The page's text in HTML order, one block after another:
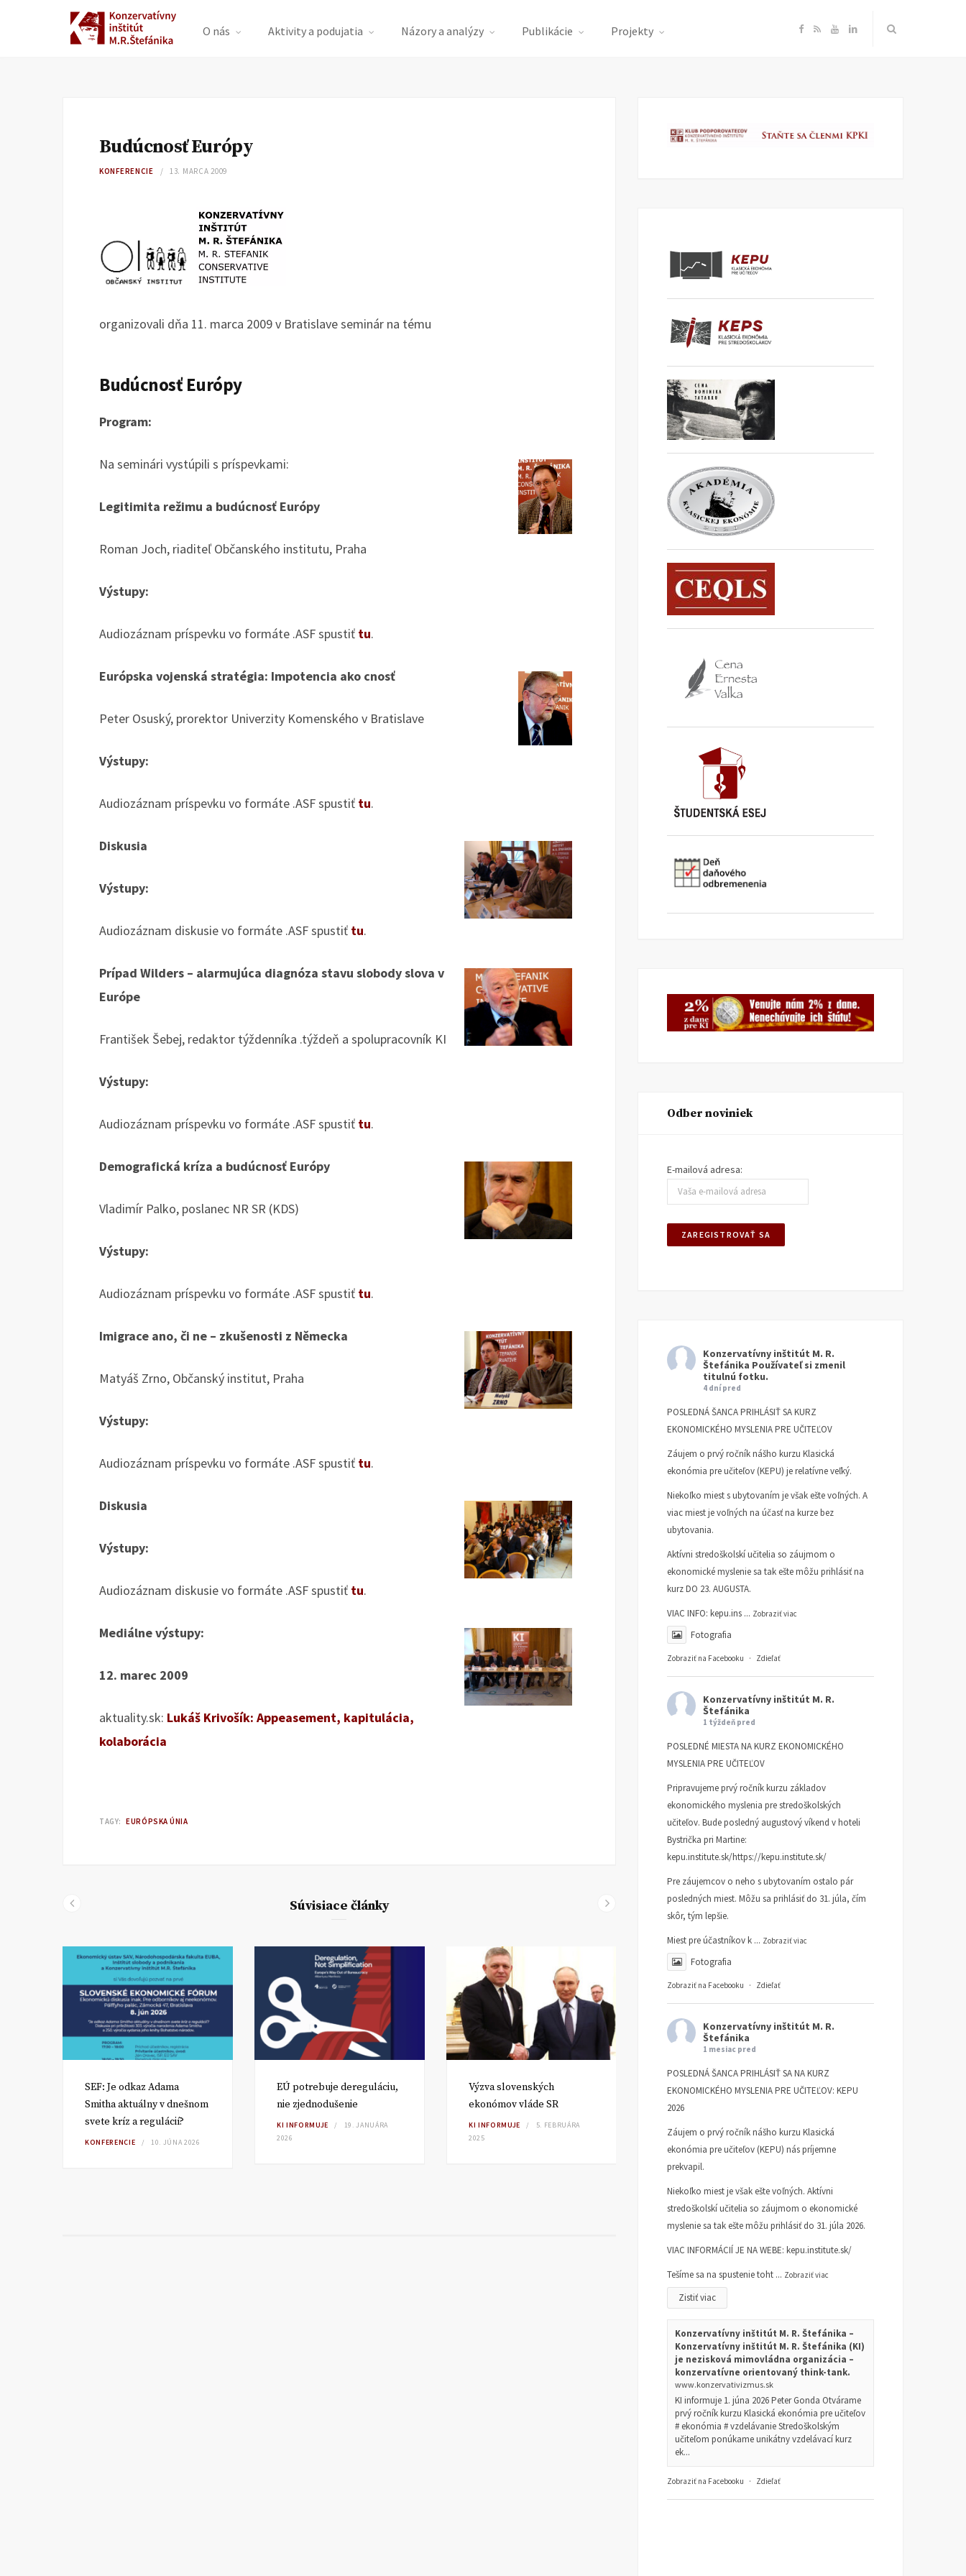
O nás Aktivity a podujatia Názory a analýzy Publikácie Projekty F
e
R Y
T
L
k
Budúcnosť Európy
KONFERENCIE 13. MARCA 2009
organizovali dňa 11. marca 2009 v Bratislave seminár na tému
Budúcnosť Európy
Program:
Na seminári vystúpili s príspevkami:
Legitimita režimu a budúcnosť Európy
Roman Joch, riaditeľ Občanského institutu, Praha
Výstupy:
Audiozáznam príspevku vo formáte .ASF spustiť tu.
Európska vojenská stratégia: Impotencia ako cnosť
Peter Osuský, prorektor Univerzity Komenského v Bratislave
Výstupy:
Audiozáznam príspevku vo formáte .ASF spustiť tu.
Diskusia
Výstupy:
Audiozáznam diskusie vo formáte .ASF spustiť tu.
Prípad Wilders – alarmujúca diagnóza stavu slobody slova v
Európe
František Šebej, redaktor týždenníka .týždeň a spolupracovník KI
Výstupy:
Audiozáznam príspevku vo formáte .ASF spustiť tu.
Demografická kríza a budúcnosť Európy
Vladimír Palko, poslanec NR SR (KDS)
Výstupy:
Audiozáznam príspevku vo formáte .ASF spustiť tu.
Imigrace ano, či ne – zkušenosti z Německa
Matyáš Zrno, Občanský institut, Praha
Výstupy:
Audiozáznam príspevku vo formáte .ASF spustiť tu.
Diskusia
Výstupy:
Audiozáznam diskusie vo formáte .ASF spustiť tu.
Mediálne výstupy:
12. marec 2009
aktuality.sk: Lukáš Krivošík: Appeasement, kapitulácia,
kolaborácia
TAGY: EURÓPSKA ÚNIA
Súvisiace články
SEF: Je odkaz Adama
Smitha aktuálny v dnešnom
svete kríz a regulácií?
KONFERENCIE 10. JÚNA 2026
EÚ potrebuje dereguláciu,
nie zjednodušenie
KI INFORMUJE
19. JANUÁRA
2026
Výzva slovenských
ekonómov vláde SR
KI INFORMUJE
5. FEBRUÁRA
2025
Ugriluje Európsky
parlament Maroša
IVAN KUHN
Je „krajná pravica“
Odber noviniek
E-mailová adresa:
Konzervatívny inštitút M. R.
Štefánika Používateľ si zmenil
titulnú fotku.
4 dní pred
POSLEDNÁ ŠANCA PRIHLÁSIŤ SA KURZ
EKONOMICKÉHO MYSLENIA PRE UČITEĽOV
Záujem o prvý ročník nášho kurzu Klasická
ekonómia pre učiteľov (KEPU) je relatívne veľký.
Niekoľko miest s ubytovaním je však ešte voľných. A
viac miest je voľných na účasť na kurze bez
ubytovania.
Aktívni stredoškolskí učitelia so záujmom o
ekonomické myslenie sa tak ešte môžu prihlásiť na
kurz DO 23. AUGUSTA.
VIAC INFO: kepu.ins ... Zobraziť viac
Fotografia
Zobraziť na Facebooku · Zdieľať
Konzervatívny inštitút M. R.
Štefánika
1 týždeň pred
POSLEDNÉ MIESTA NA KURZ EKONOMICKÉHO
MYSLENIA PRE UČITEĽOV
Pripravujeme prvý ročník kurzu základov
ekonomického myslenia pre stredoškolských
učiteľov. Bude posledný augustový víkend v hoteli
Bystrička pri Martine:
kepu.institute.sk/https://kepu.institute.sk/
Pre záujemcov o neho s ubytovaním ostalo pár
posledných miest. Môžu sa prihlásiť do 31. júla, čím
skôr, tým lepšie.
Miest pre účastníkov k ... Zobraziť viac
Fotografia
Zobraziť na Facebooku · Zdieľať
Konzervatívny inštitút M. R.
Štefánika
1 mesiac pred
POSLEDNÁ ŠANCA PRIHLÁSIŤ SA NA KURZ
EKONOMICKÉHO MYSLENIA PRE UČITEĽOV: KEPU
2026
Záujem o prvý ročník nášho kurzu Klasická
ekonómia pre učiteľov (KEPU) nás príjemne
prekvapil.
Niekoľko miest je však ešte voľných. Aktívni
stredoškolskí učitelia so záujmom o ekonomické
myslenie sa tak ešte môžu prihlásiť do 31. júla 2026.
VIAC INFORMÁCIÍ JE NA WEBE: kepu.institute.sk/
Tešíme sa na spustenie toht ... Zobraziť viac
Zistiť viac
Konzervatívny inštitút M. R. Štefánika –
Konzervatívny inštitút M. R. Štefánika (KI)
je nezisková mimovládna organizácia –
konzervatívne orientovaný think-tank.
www.konzervativizmus.sk
KI informuje 1. júna 2026 Peter Gonda Otvárame
prvý ročník kurzu Klasická ekonómia pre učiteľov
# ekonómia # vzdelávanie Stredoškolským
učiteľom ponúkame unikátny vzdelávací kurz
ek...
Zobraziť na Facebooku · Zdieľať